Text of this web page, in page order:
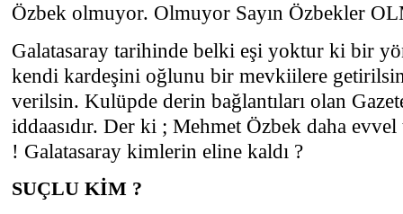
Özbek olmuyor. Olmuyor Sayın Özbekler
Galatasaray tarihinde belki eşi yoktur ki bir
kendi kardeşini oğlunu bir mevkiilere
verilsin. Kulüpde derin bağlantıları olan
iddaasıdır. Der ki ; Mehmet Özbek daha evvel
! Galatasaray kimlerin eline kaldı ?
SUÇLU KİM ?